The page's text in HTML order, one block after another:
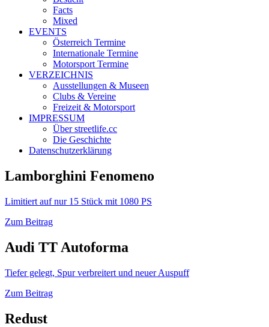
Facts
Mixed
EVENTS
Österreich Termine
Internationale Termine
Motorsport Termine
VERZEICHNIS
Ausstellungen & Museen
Clubs & Vereine
Freizeit & Motorsport
IMPRESSUM
Über streetlife.cc
Die Geschichte
Datenschutzerklärung
Lamborghini Fenomeno
Limitiert auf nur 15 Stück mit 1080 PS
Zum Beitrag
Audi TT Autoforma
Tiefer gelegt, Spur verbreitert und neuer Auspuff
Zum Beitrag
Redust